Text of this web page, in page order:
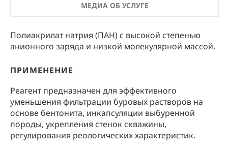
МЕДИА ОБ УСЛУГЕ
Полиакрилат натрия (ПАН) с высокой степенью
анионного заряда и низкой молекулярной массой.
ПРИМЕНЕНИЕ
Реагент предназначен для эффективного
уменьшения фильтрации буровых растворов на
основе бентонита, инкапсуляции выбуренной
породы, укрепления стенок скважины,
регулирования реологических характеристик.